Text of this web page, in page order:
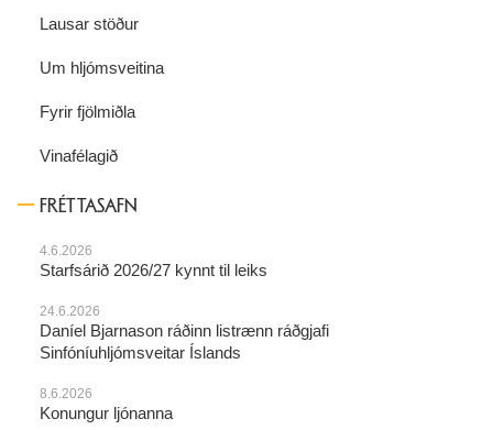
Lausar stöður
Um hljómsveitina
Fyrir fjölmiðla
Vinafélagið
FRÉTTASAFN
4.6.2026
Starfsárið 2026/27 kynnt til leiks
24.6.2026
Daníel Bjarnason ráðinn listrænn ráðgjafi
Sinfóníuhljómsveitar Íslands
8.6.2026
Konungur ljónanna